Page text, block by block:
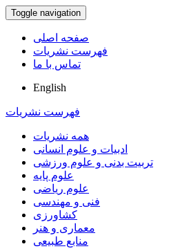
Toggle navigation
صفحه اصلی
فهرست نشریات
تماس با ما
English
فهرست نشریات
همه نشریات
ادبیات و علوم انسانی
تربیت بدنی و علوم ورزشی
علوم پایه
علوم ریاضی
فنی و مهندسی
کشاورزی
معماری و هنر
منابع طبیعی